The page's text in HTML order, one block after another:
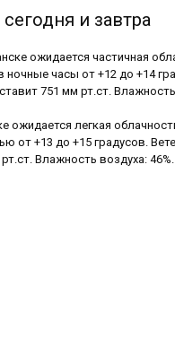
и завтра
ожидается частичная
ночные часы от +12 до +14
751 мм рт.ст.
ожидается легкая
от +13 до +15 градусов.
Влажность воздуха: 46%.